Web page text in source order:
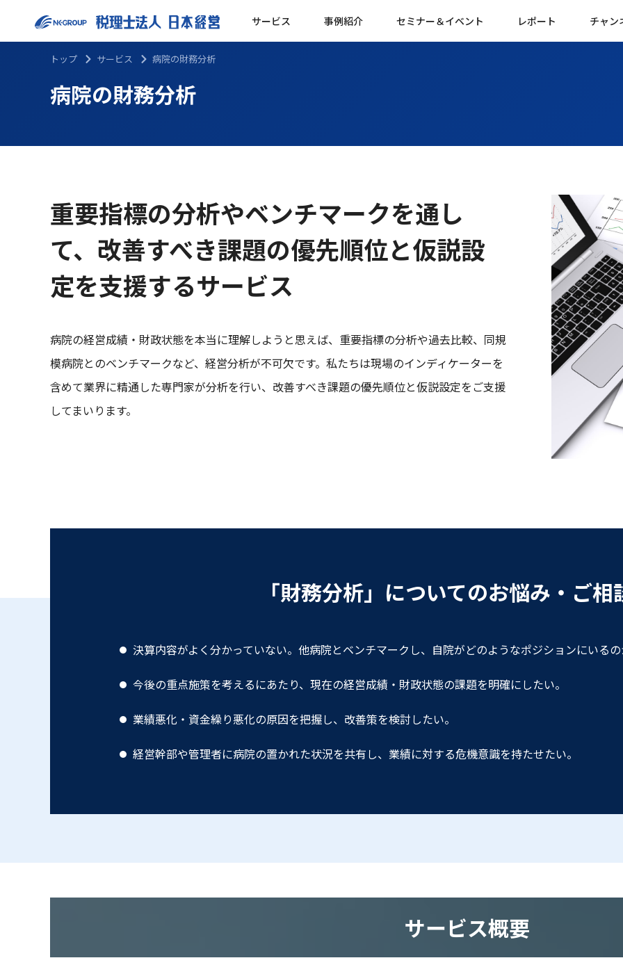
サービス 事例紹介 セミナー＆イベント レポート チャン
トップ サービス 病院の財務分析
病院の財務分析
重要指標の分析やベンチマークを通し
て、改善すべき課題の優先順位と仮説設
定を⽀援するサービス
病院の経営成績・財政状態を本当に理解しようと思えば、重要指標の分析や過去⽐較、同規
模病院とのベンチマークなど、経営分析が不可⽋です。私たちは現場のインディケーターを
含めて業界に精通した専⾨家が分析を⾏い、改善すべき課題の優先順位と仮説設定をご⽀援
してまいります。
「財務分析」についてのお悩み・ご相
決算内容がよく分かっていない。他病院とベンチマークし、⾃院がどのようなポジションにいる
今後の重点施策を考えるにあたり、現在の経営成績・財政状態の課題を明確にしたい。
業績悪化・資⾦繰り悪化の原因を把握し、改善策を検討したい。
経営幹部や管理者に病院の置かれた状況を共有し、業績に対する危機意識を持たせたい。
サービス概要